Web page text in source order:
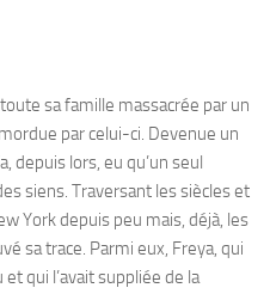
toute sa famille massacrée par un
par celui-ci. Devenue un
depuis lors, eu qu’un seul
siens. Traversant les siècles et
York depuis peu mais, déjà, les
sa trace. Parmi eux, Freya, qui
qui l’avait suppliée de la